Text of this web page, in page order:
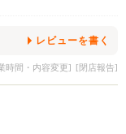
レビューを書く
時間・内容変更] [閉店報告]